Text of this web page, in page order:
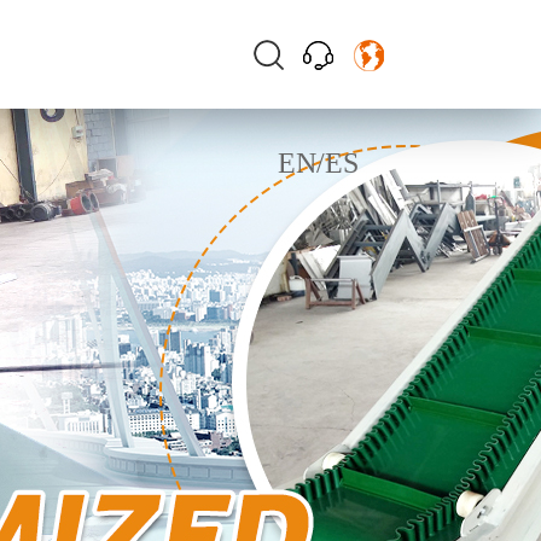
EN/ES